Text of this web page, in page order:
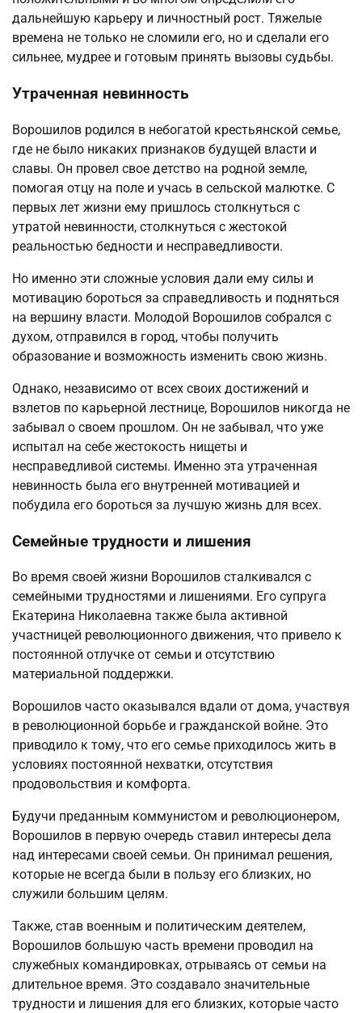
дальнейшую карьеру и личностный рост. Тяжелые
времена не только не сломили его, но и сделали его
сильнее, мудрее и готовым принять вызовы судьбы.
Утраченная невинность
Ворошилов родился в небогатой крестьянской семье,
где не было никаких признаков будущей власти и
славы. Он провел свое детство на родной земле,
помогая отцу на поле и учась в сельской малютке. С
первых лет жизни ему пришлось столкнуться с
утратой невинности, столкнуться с жестокой
реальностью бедности и несправедливости.
Но именно эти сложные условия дали ему силы и
мотивацию бороться за справедливость и подняться
на вершину власти. Молодой Ворошилов собрался с
духом, отправился в город, чтобы получить
образование и возможность изменить свою жизнь.
Однако, независимо от всех своих достижений и
взлетов по карьерной лестнице, Ворошилов никогда не
забывал о своем прошлом. Он не забывал, что уже
испытал на себе жестокость нищеты и
несправедливой системы. Именно эта утраченная
невинность была его внутренней мотивацией и
побудила его бороться за лучшую жизнь для всех.
Семейные трудности и лишения
Во время своей жизни Ворошилов сталкивался с
семейными трудностями и лишениями. Его супруга
Екатерина Николаевна также была активной
участницей революционного движения, что привело к
постоянной отлучке от семьи и отсутствию
материальной поддержки.
Ворошилов часто оказывался вдали от дома, участвуя
в революционной борьбе и гражданской войне. Это
приводило к тому, что его семье приходилось жить в
условиях постоянной нехватки, отсутствия
продовольствия и комфорта.
Будучи преданным коммунистом и революционером,
Ворошилов в первую очередь ставил интересы дела
над интересами своей семьи. Он принимал решения,
которые не всегда были в пользу его близких, но
служили большим целям.
Также, став военным и политическим деятелем,
Ворошилов большую часть времени проводил на
служебных командировках, отрываясь от семьи на
длительное время. Это создавало значительные
трудности и лишения для его близких, которые часто